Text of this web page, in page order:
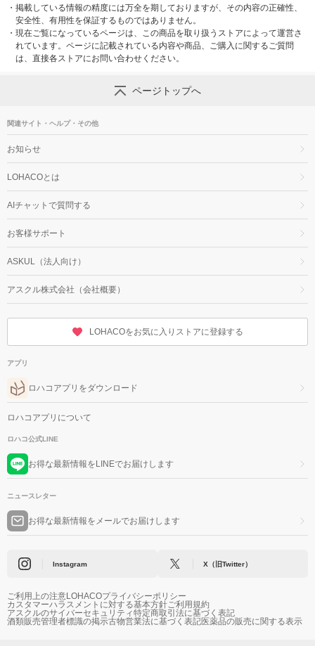
・ 掲載している情報の精度には万全を期しておりますが、その内容の正確性、
安全性、有用性を保証するものではありません。
・ 現在ご覧になっているページは、この商品を取り扱うストアによって運営さ
れています。ページに記載されている内容や商品、ご購入に関するご質問
は、直接各ストアにお問い合わせください。
ページトップへ
関連サイト・ヘルプ・その他
お知らせ
LOHACOとは
AIチャットで質問する
お客様サポート
ASKUL（法人向け）
アスクル株式会社（会社概要）
LOHACOをお気に入りストアに登録する
アプリ
ロハコアプリをダウンロード
ロハコアプリについて
ロハコ公式LINE
お得な最新情報をLINEでお届けします
ニュースレター
お得な最新情報をメールでお届けします
Instagram X（旧Twitter）
ご利用上の注意LOHACOプライバシーポリシー
カスタマーハラスメントに対する基本方針ご利用規約
アスクルのサイバーセキュリティ特定商取引法に基づく表記
酒類販売管理者標識の掲示古物営業法に基づく表記医薬品の販売に関する表示